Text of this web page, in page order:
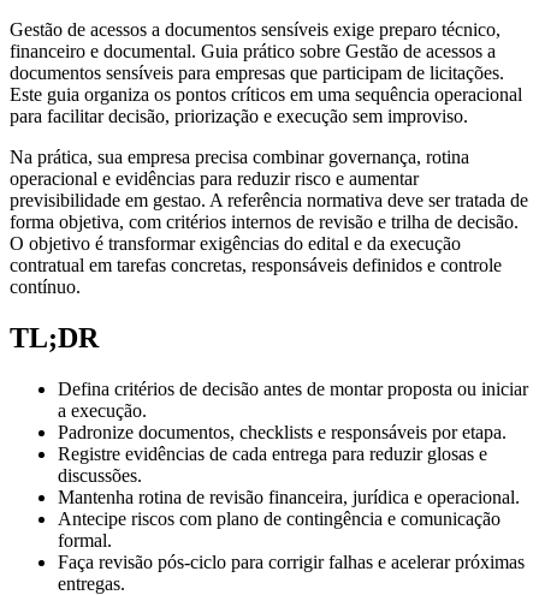
Gestão de acessos a documentos sensíveis exige preparo técnico,
financeiro e documental. Guia prático sobre Gestão de acessos a
documentos sensíveis para empresas que participam de licitações.
Este guia organiza os pontos críticos em uma sequência operacional
para facilitar decisão, priorização e execução sem improviso.
Na prática, sua empresa precisa combinar governança, rotina
operacional e evidências para reduzir risco e aumentar
previsibilidade em gestao. A referência normativa deve ser tratada de
forma objetiva, com critérios internos de revisão e trilha de decisão.
O objetivo é transformar exigências do edital e da execução
contratual em tarefas concretas, responsáveis definidos e controle
contínuo.
TL;DR
Defina critérios de decisão antes de montar proposta ou iniciar
a execução.
Padronize documentos, checklists e responsáveis por etapa.
Registre evidências de cada entrega para reduzir glosas e
discussões.
Mantenha rotina de revisão financeira, jurídica e operacional.
Antecipe riscos com plano de contingência e comunicação
formal.
Faça revisão pós-ciclo para corrigir falhas e acelerar próximas
entregas.